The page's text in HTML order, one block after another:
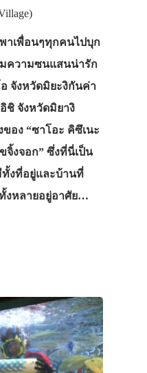
าเพื่อนๆทุกคนไปบุก
ความซนแสนน่ารัก
จังหวัดมิยะงิกันค่า
ชิ จังหวัดมิยางิ
อง “ซาโอะ คิซึเนะ
จิ้งจอก” ซึ่งที่นี่เป็น
งที่อยู่และบ้านที่
งหลายอยู่อาศัย…
เดินทาง
ทัวร์
ที่พัก
สาระน่ารู้
VIDEO
ภาพประทับใจ